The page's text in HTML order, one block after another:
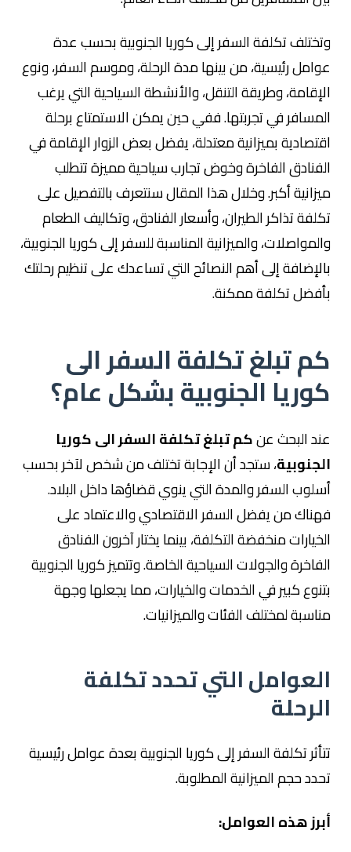
وتختلف تكلفة السفر إلى كوريا الجنوبية بحسب عدة
عوامل رئيسية، من بينها مدة الرحلة، وموسم السفر، ونوع
الإقامة، وطريقة التنقل، والأنشطة السياحية التي يرغب
المسافر في تجربتها. ففي حين يمكن الاستمتاع برحلة
اقتصادية بميزانية معتدلة، يفضل بعض الزوار الإقامة في
الفنادق الفاخرة وخوض تجارب سياحية مميزة تتطلب
ميزانية أكبر. وخلال هذا المقال سنتعرف بالتفصيل على
تكلفة تذاكر الطيران، وأسعار الفنادق، وتكاليف الطعام
والمواصلات، والميزانية المناسبة للسفر إلى كوريا الجنوبية،
بالإضافة إلى أهم النصائح التي تساعدك على تنظيم رحلتك
بأفضل تكلفة ممكنة.
كم تبلغ تكلفة السفر الى
كوريا الجنوبية بشكل عام؟
عند البحث عنكم تبلغ تكلفة السفر الى كوريا
الجنوبية، ستجد أن الإجابة تختلف من شخص لآخر بحسب
أسلوب السفر والمدة التي ينوي قضاؤها داخل البلاد.
فهناك من يفضل السفر الاقتصادي والاعتماد على
الخيارات منخفضة التكلفة، بينما يختار آخرون الفنادق
الفاخرة والجولات السياحية الخاصة. وتتميز كوريا الجنوبية
بتنوع كبير في الخدمات والخيارات، مما يجعلها وجهة
مناسبة لمختلف الفئات والميزانيات.
العوامل التي تحدد تكلفة
الرحلة
تتأثر تكلفة السفر إلى كوريا الجنوبية بعدة عوامل رئيسية
تحدد حجم الميزانية المطلوبة.
أبرز هذه العوامل: